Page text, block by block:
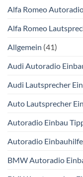
Alfa Romeo
Alfa Romeo
Allgemein (41)
Audi Autoradio
Audi Lautsprecher
Auto Lautsprecher
Autoradio Einbau
Autoradio Einbauhilfe
BMW Autoradio